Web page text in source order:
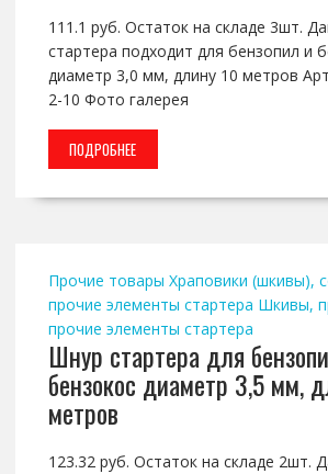
111.1 руб. Остаток на складе 3шт.
стартера подходит для бензопил и
диаметр 3,0 мм, длину 10 метров
2-10 Фото галерея
ПОДРОБНЕЕ
Прочие товары Храповики (шкивы),
прочие элементы стартера Шкивы,
прочие элементы стартера
Шнур стартера для
бензокос диаметр 3,5 мм,
метров
123.32 руб. Остаток на складе 2шт.